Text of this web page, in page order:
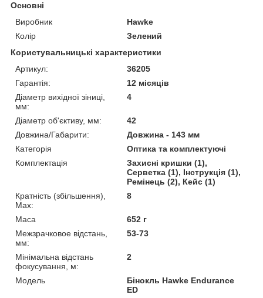
Основні
Виробник
Hawke
Колір
Зелений
Користувальницькі характеристики
Артикул:
36205
Гарантія:
12 місяців
Діаметр вихідної зіниці,
мм:
4
Діаметр об'єктиву, мм:
42
Довжина/Габарити:
Довжина - 143 мм
Категорія
Оптика та комплектуючі
Комплектація
Захисні кришки (1),
Серветка (1), Інструкція (1),
Ремінець (2), Кейс (1)
Кратність (збільшення),
Max:
8
Маса
652 г
Межзрачковое відстань,
мм:
53-73
Мінімальна відстань
фокусування, м:
2
Модель
Бінокль Hawke Endurance
ED